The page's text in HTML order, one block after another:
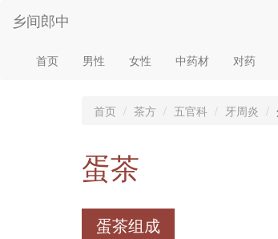
乡间郎中
首页 男性 女性 中药材 对药
首页 茶方 五官科 牙周炎
蛋茶
蛋茶组成